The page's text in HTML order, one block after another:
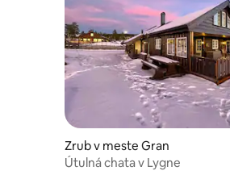
Zrub v meste Gran
Útulná chata v Lygne